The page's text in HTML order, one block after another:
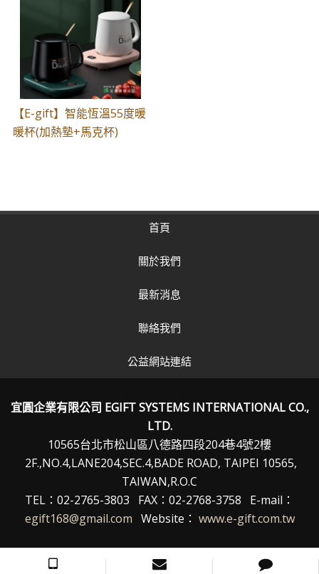
【E-gift】智能恆溫55度暖
暖杯(加熱墊+馬克杯)
首頁
關於我們
最新消息
聯絡我們
公益網站連結
宜圓企業有限公司 EGIFT SYSTEMS INTERNATIONAL CO.,
LTD.
10565台北市松山區八德路四段204巷4號2樓
2F.,NO.4,LANE204,SEC.4,BADE ROAD, TAIPEI 10565,
TAIWAN,R.O.C
TEL：02-2765-3803 FAX：02-2768-3758 E-mail：
egift168@gmail.com Website： www.e-gift.com.tw